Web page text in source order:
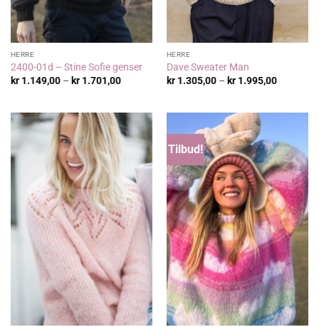
HERRE
2400-01d – Stine Sofie genser
kr1.149,00 – kr1.701,00Prisområde:
HERRE
Dave Sweater Man
kr1.305,00 – kr1.995,00
Tilbud!